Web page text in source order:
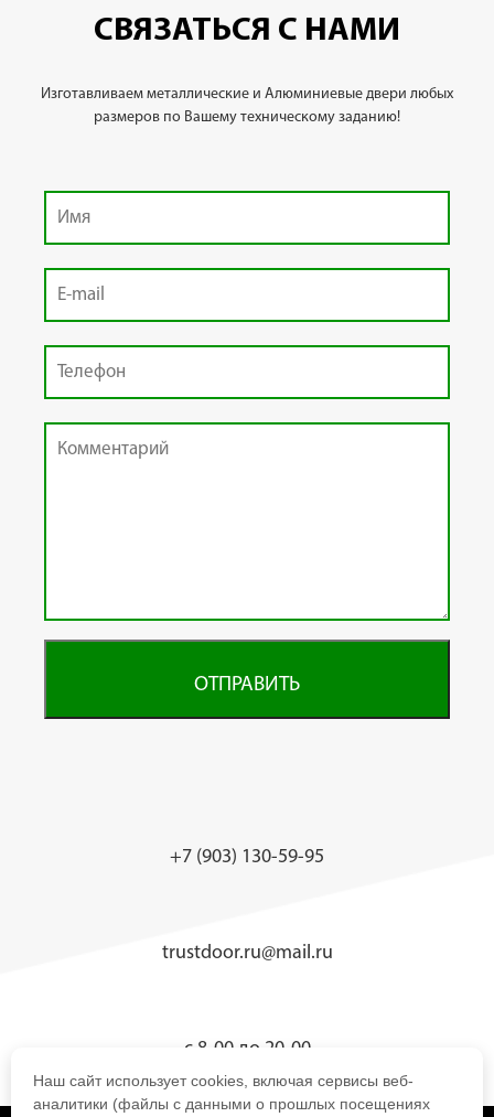
Наш сайт использует cookies, включая сервисы веб-
аналитики (файлы с данными о прошлых посещениях
СВЯЗАТЬСЯ С НАМИ
Изготавливаем металлические и Алюминиевые двери любых
размеров по Вашему техническому заданию!
ОТПРАВИТЬ
+7 (903) 130-59-95
trustdoor.ru@mail.ru
с 8-00 до 20-00